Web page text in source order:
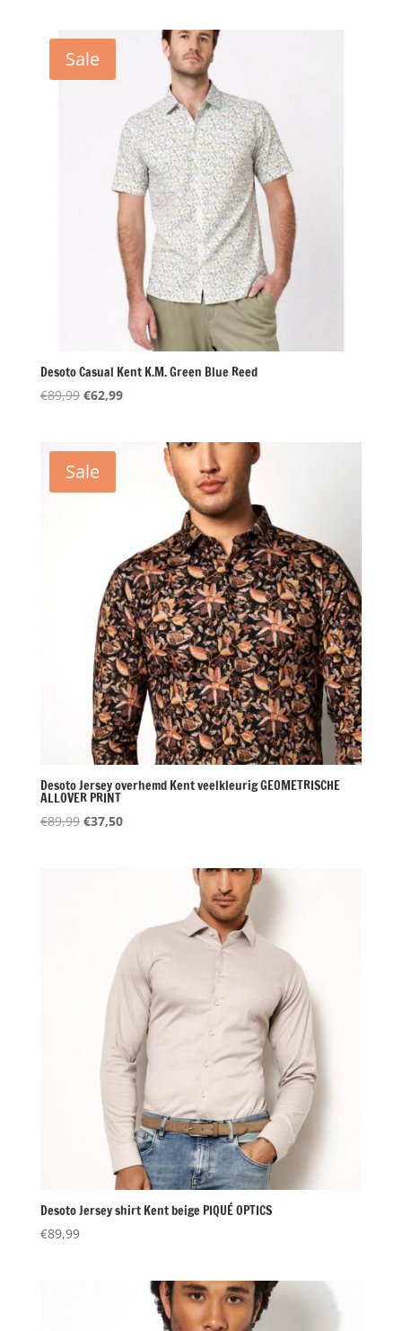
€99,99.
€50,00.
Sale
Desoto Casual Kent K.M. Green Blue Reed
€89,99 Oorspronkelijke
€89,99.
€62,99Huidige
€62,99.
Sale
Desoto Jersey overhemd Kent veelkleurig GEOMETRISCHE
ALLOVER PRINT
€89,99 Oorspronkelijke
€37,50Huidige
Desoto Jersey shirt Kent beige PIQUÉ OPTICS
€89,99